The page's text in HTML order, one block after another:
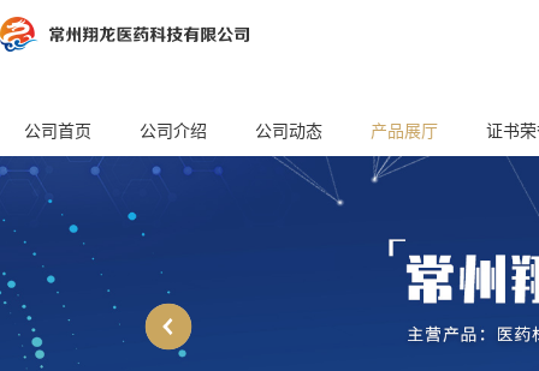
公司首页 公司介绍 公司动态 产品展厅 证书